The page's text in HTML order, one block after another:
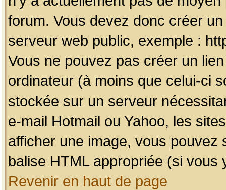
forum. Vous devez donc créer
serveur web public, exemple :
Vous ne pouvez pas créer un
ordinateur (à moins que celui-ci
stockée sur un serveur
e-mail Hotmail ou Yahoo, les
afficher une image, vous pouvez
balise HTML appropriée (si vous
Revenir en haut de page